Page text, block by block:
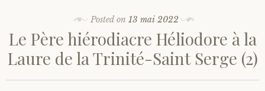
Posted on 13 mai 2022
Le Père hiérodiacre Héliodore à la
Laure de la Trinité-Saint Serge (2)